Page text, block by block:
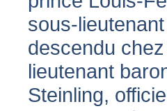
sous-
descendu
lieutenant
Steinling,